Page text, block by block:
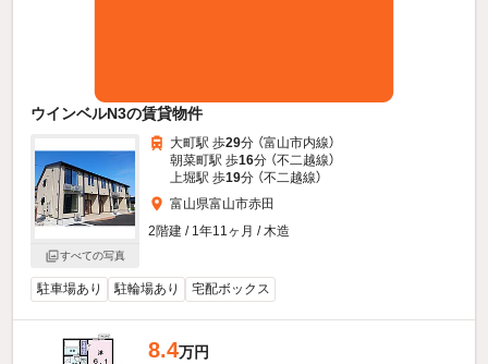
ウインベルN3の賃貸物件
すべての写真
大町駅 歩29分 （富山市内線）
朝菜町駅 歩16分 （不二越線）
上堀駅 歩19分 （不二越線）
富山県富山市赤田
2階建 / 1年11ヶ月 / 木造
駐車場あり 駐輪場あり 宅配ボックス
8.4万円